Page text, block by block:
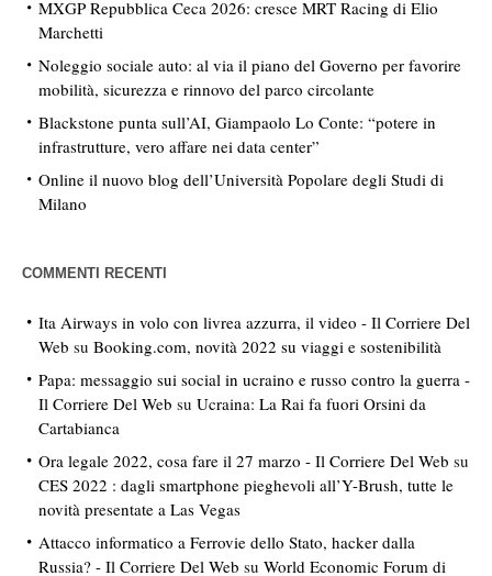
MXGP Repubblica Ceca 2026: cresce MRT Racing di Elio
Marchetti
Noleggio sociale auto: al via il piano del Governo per favorire
mobilità, sicurezza e rinnovo del parco circolante
Blackstone punta sull’AI, Giampaolo Lo Conte: “potere in
infrastrutture, vero affare nei data center”
Online il nuovo blog dell’Università Popolare degli Studi di
Milano
COMMENTI RECENTI
Ita Airways in volo con livrea azzurra, il video - Il Corriere Del
Web su Booking.com, novità 2022 su viaggi e sostenibilità
Papa: messaggio sui social in ucraino e russo contro la guerra -
Il Corriere Del Web su Ucraina: La Rai fa fuori Orsini da
Cartabianca
Ora legale 2022, cosa fare il 27 marzo - Il Corriere Del Web su
CES 2022 : dagli smartphone pieghevoli all’Y-Brush, tutte le
novità presentate a Las Vegas
Attacco informatico a Ferrovie dello Stato, hacker dalla
Russia? - Il Corriere Del Web su World Economic Forum di